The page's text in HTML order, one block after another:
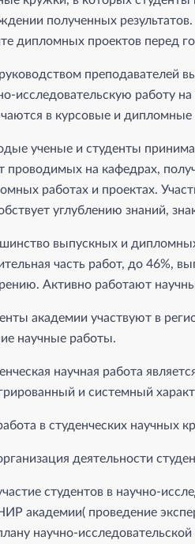
полученных
дипломных проектов перед
преподавателей
исследовательскую работу
в курсовые и дипломные
ученые и студенты
проводимых на кафедрах,
работах и проектах.
углублению знаний,
выпускных и
часть работ, до 46%,
Активно работают
академии участвуют в
научные работы.
научная работа
и системный
в студенческих научных
деятельности
студентов в научно-
академии( проведение
научно-